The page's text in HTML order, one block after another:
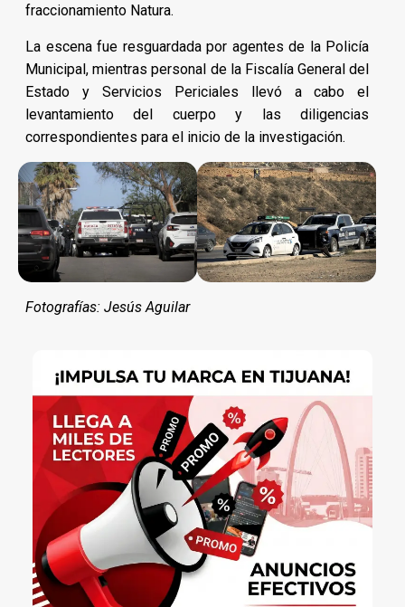
fraccionamiento Natura.
La escena fue resguardada por agentes de la Policía
Municipal, mientras personal de la Fiscalía General del
Estado y Servicios Periciales llevó a cabo el
levantamiento del cuerpo y las diligencias
correspondientes para el inicio de la investigación.
Fotografías: Jesús Aguilar